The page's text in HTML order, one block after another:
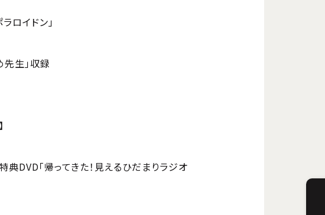
ロイドン」
生」収録
DVD「帰ってきた！見えるひだまりラジオ